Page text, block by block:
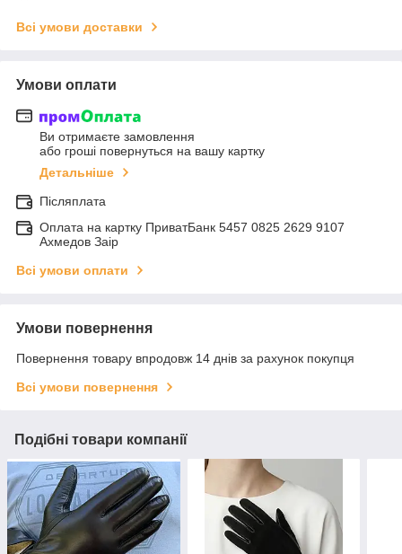
Всі умови доставки
Умови оплати
Ви отримаєте замовлення
або гроші повернуться на вашу картку
Детальніше
Післяплата
Оплата на картку ПриватБанк 5457 0825 2629 9107
Ахмедов Заір
Всі умови оплати
Умови повернення
Повернення товару впродовж 14 днів за рахунок покупця
Всі умови повернення
Подібні товари компанії